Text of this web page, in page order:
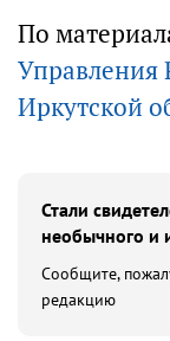
По
Управления
Иркутской
Стали
необычного и
Сообщите,
редакцию